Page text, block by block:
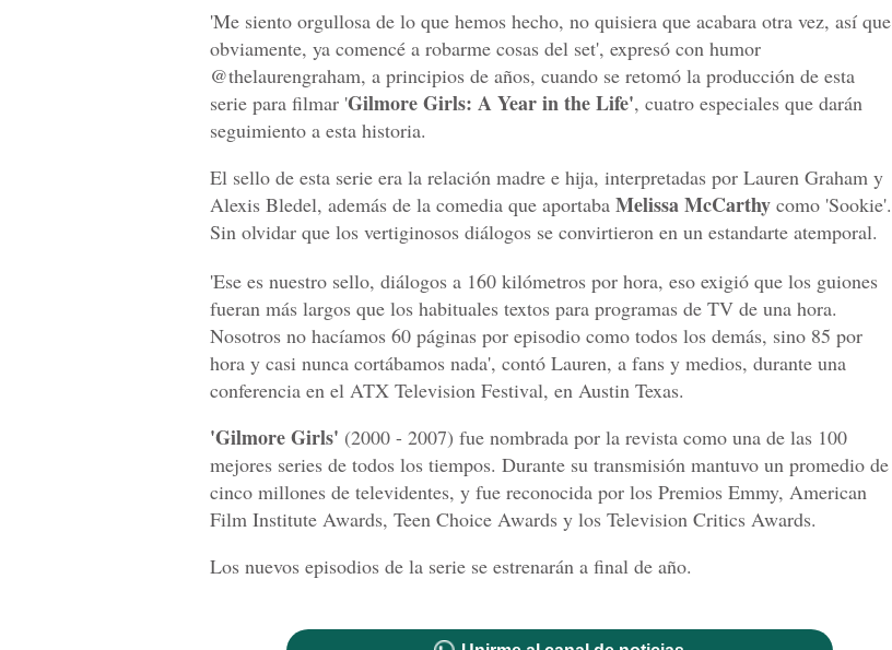
'Me siento orgullosa de lo que hemos hecho, no quisiera que acabara otra vez, así que
obviamente, ya comencé a robarme cosas del set', expresó con humor
@thelaurengraham, a principios de años, cuando se retomó la producción de esta
serie para filmar 'Gilmore Girls: A Year in the Life', cuatro especiales que darán
seguimiento a esta historia.
El sello de esta serie era la relación madre e hija, interpretadas por Lauren Graham y
Alexis Bledel, además de la comedia que aportaba Melissa McCarthy como 'Sookie'.
Sin olvidar que los vertiginosos diálogos se convirtieron en un estandarte atemporal.
'Ese es nuestro sello, diálogos a 160 kilómetros por hora, eso exigió que los guiones
fueran más largos que los habituales textos para programas de TV de una hora.
Nosotros no hacíamos 60 páginas por episodio como todos los demás, sino 85 por
hora y casi nunca cortábamos nada', contó Lauren, a fans y medios, durante una
conferencia en el ATX Television Festival, en Austin Texas.
'Gilmore Girls' (2000 - 2007) fue nombrada por la revista como una de las 100
mejores series de todos los tiempos. Durante su transmisión mantuvo un promedio de
cinco millones de televidentes, y fue reconocida por los Premios Emmy, American
Film Institute Awards, Teen Choice Awards y los Television Critics Awards.
Los nuevos episodios de la serie se estrenarán a final de año.